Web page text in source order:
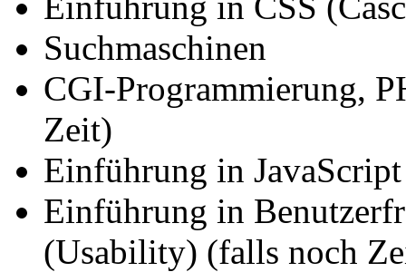
Suchmaschinen
CGI-Programmierung,
Zeit)
Einführung in
Einführung in
(Usability) (falls noch